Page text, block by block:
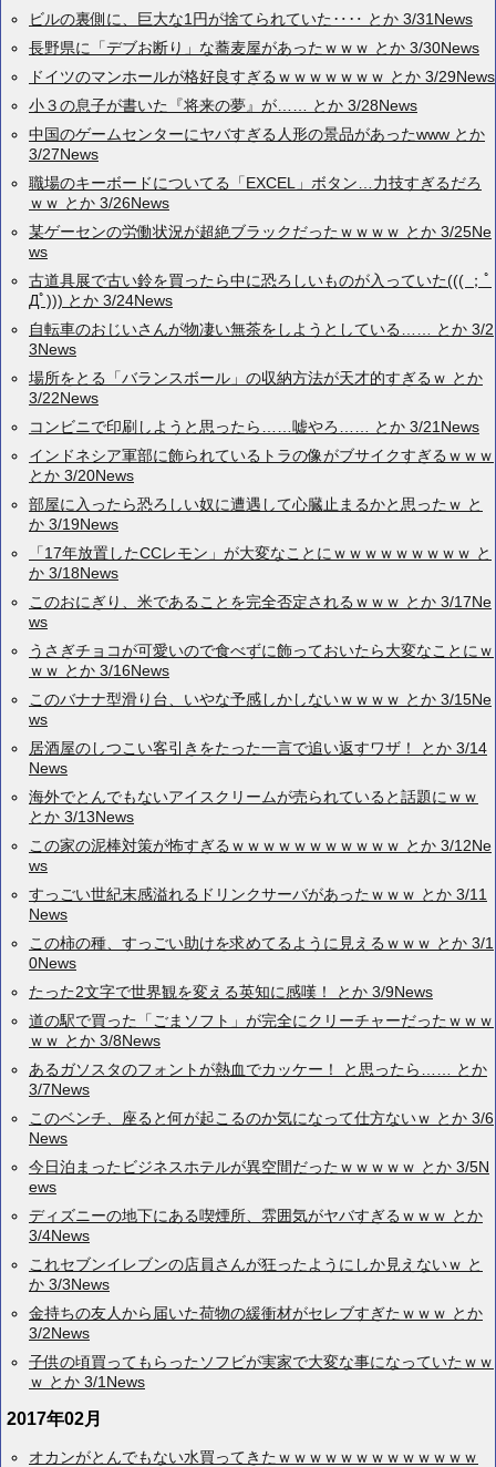
ビルの裏側に、巨大な1円が捨てられていた‥‥ とか 3/31News
長野県に「デブお断り」な蕎麦屋があったｗｗｗ とか 3/30News
ドイツのマンホールが格好良すぎるｗｗｗｗｗｗｗ とか 3/29News
小３の息子が書いた『将来の夢』が…… とか 3/28News
中国のゲームセンターにヤバすぎる人形の景品があったwww とか
3/27News
職場のキーボードについてる「EXCEL」ボタン…力技すぎるだろ
ｗｗ とか 3/26News
某ゲーセンの労働状況が超絶ブラックだったｗｗｗｗ とか 3/25Ne
ws
古道具展で古い鈴を買ったら中に恐ろしいものが入っていた((( ；ﾟ
Дﾟ))) とか 3/24News
自転車のおじいさんが物凄い無茶をしようとしている…… とか 3/2
3News
場所をとる「バランスボール」の収納方法が天才的すぎるｗ とか
3/22News
コンビニで印刷しようと思ったら……嘘やろ…… とか 3/21News
インドネシア軍部に飾られているトラの像がブサイクすぎるｗｗｗ
とか 3/20News
部屋に入ったら恐ろしい奴に遭遇して心臓止まるかと思ったｗ と
か 3/19News
「17年放置したCCレモン」が大変なことにｗｗｗｗｗｗｗｗｗ と
か 3/18News
このおにぎり、米であることを完全否定されるｗｗｗ とか 3/17Ne
ws
うさぎチョコが可愛いので食べずに飾っておいたら大変なことにｗ
ｗｗ とか 3/16News
このバナナ型滑り台、いやな予感しかしないｗｗｗｗ とか 3/15Ne
ws
居酒屋のしつこい客引きをたった一言で追い返すワザ！ とか 3/14
News
海外でとんでもないアイスクリームが売られていると話題にｗｗ
とか 3/13News
この家の泥棒対策が怖すぎるｗｗｗｗｗｗｗｗｗｗｗ とか 3/12Ne
ws
すっごい世紀末感溢れるドリンクサーバがあったｗｗｗ とか 3/11
News
この柿の種、すっごい助けを求めてるように見えるｗｗｗ とか 3/1
0News
たった2文字で世界観を変える英知に感嘆！ とか 3/9News
道の駅で買った「ごまソフト」が完全にクリーチャーだったｗｗｗ
ｗｗ とか 3/8News
あるガソスタのフォントが熱血でカッケー！ と思ったら…… とか
3/7News
このベンチ、座ると何が起こるのか気になって仕方ないｗ とか 3/6
News
今日泊まったビジネスホテルが異空間だったｗｗｗｗｗ とか 3/5N
ews
ディズニーの地下にある喫煙所、雰囲気がヤバすぎるｗｗｗ とか
3/4News
これセブンイレブンの店員さんが狂ったようにしか見えないｗ と
か 3/3News
金持ちの友人から届いた荷物の緩衝材がセレブすぎたｗｗｗ とか
3/2News
子供の頃買ってもらったソフビが実家で大変な事になっていたｗｗ
ｗ とか 3/1News
2017年02月
オカンがとんでもない水買ってきたｗｗｗｗｗｗｗｗｗｗｗｗｗ